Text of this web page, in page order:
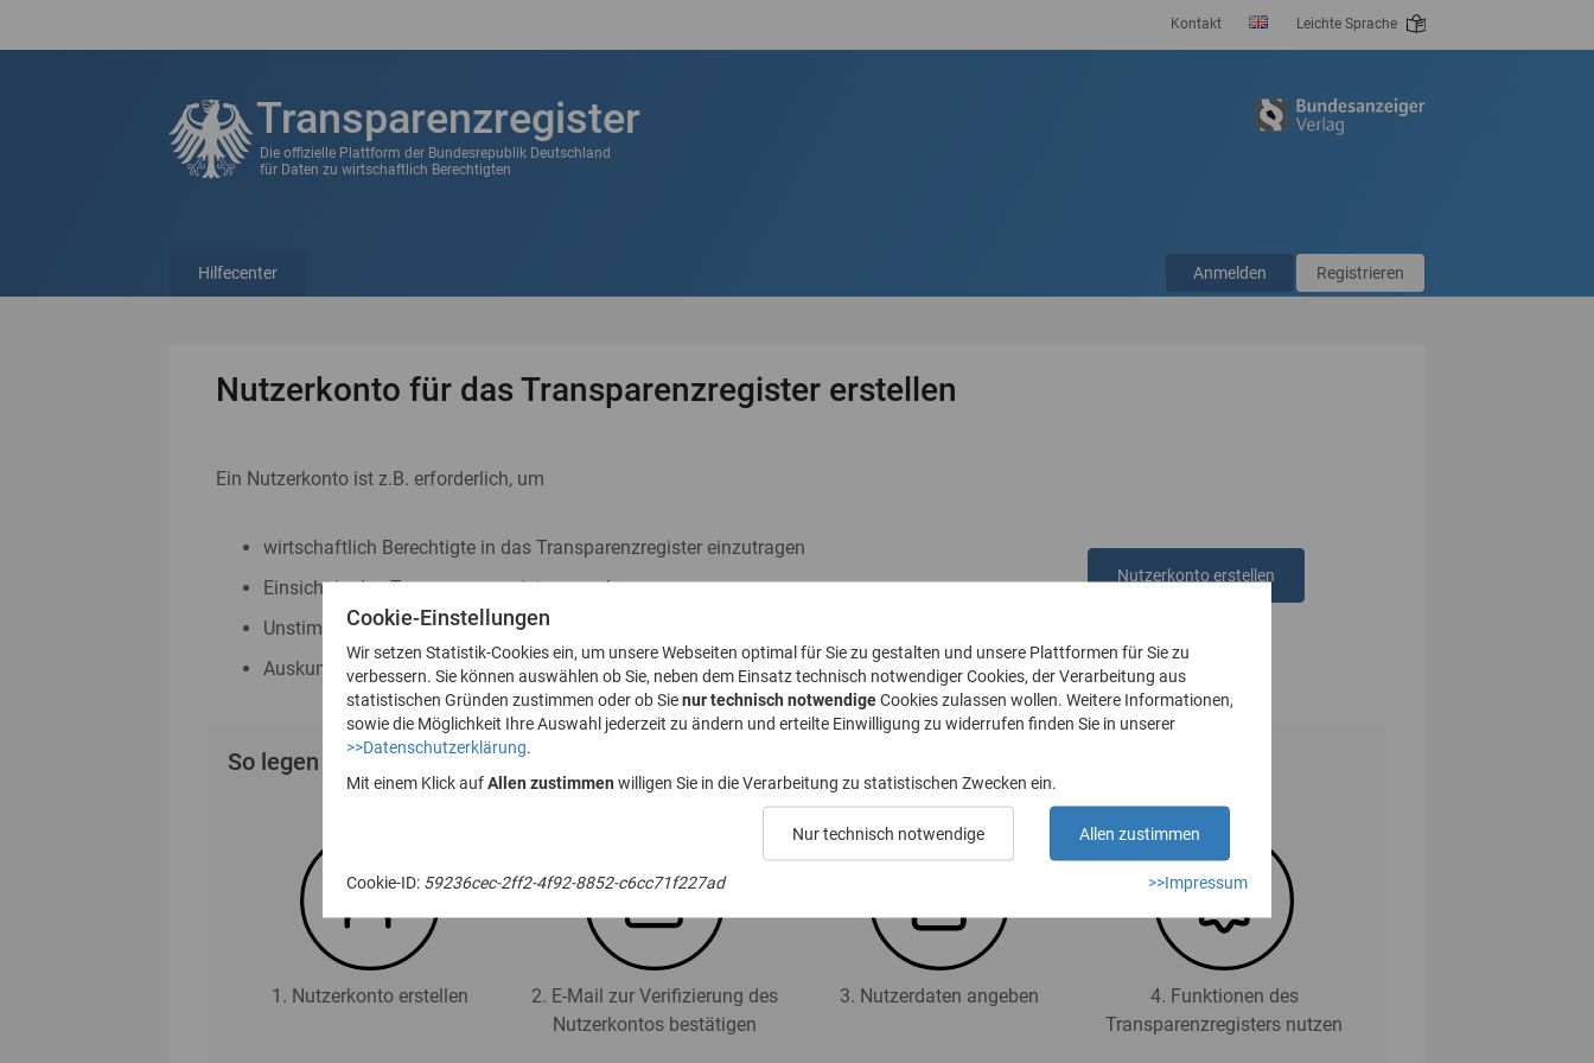
Kontakt Leichte Sprache
Transparenzregister
Die offizielle Plattform der Bundesrepublik Deutschland
für Daten zu wirtschaftlich Berechtigten
Anmelden Registrieren
Hilfecenter
Nutzerkonto für das Transparenzregister erstellen
Ein Nutzerkonto ist z.B. erforderlich, um
wirtschaftlich Berechtigte in das Transparenzregister einzutragen
Einsicht in das Transparenzregister zu nehmen
Unstimmigkeitsmeldungen nach § 23a GwG abzugeben
Auskunftsanträge nach § 23 Abs. 8 GwG zu stellen
Nutzerkonto erstellen
oderanmelden
So legen Sie Ihr Nutzerkonto für das Transparenzregister an (Registrierung):
1. Nutzerkonto erstellen
2. E-Mail zur Verifizierung des
Nutzerkontos bestätigen
3. Nutzerdaten angeben
4. Funktionen des
Transparenzregisters nutzen
Cookie-Einstellungen
Wir setzen Statistik-Cookies ein, um unsere Webseiten optimal für Sie zu gestalten und unsere Plattformen für Sie zu
verbessern. Sie können auswählen ob Sie, neben dem Einsatz technisch notwendiger Cookies, der Verarbeitung aus
statistischen Gründen zustimmen oder ob Sienur technisch notwendigeCookies zulassen wollen. Weitere Informationen,
sowie die Möglichkeit Ihre Auswahl jederzeit zu ändern und erteilte Einwilligung zu widerrufen finden Sie in unserer
>>Datenschutzerklärung
Mit einem Klick auf Allen zustimmen willigen Sie in die Verarbeitung zu statistischen Zwecken ein.
Nur technisch notwendige Allen zustimmen
Cookie-ID: 59236cec-2ff2-4f92-8852-c6cc71f227ad >>Impressum